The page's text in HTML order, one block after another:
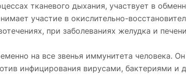
тканевого дыхания, участвует в
участие в окислительно-
при заболеваниях желудка и
на все звенья иммунитета человека.
инфицирования вирусами, бактериями и